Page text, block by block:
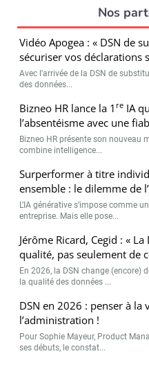
Nos
Vidéo Apogea : « DSN de
sécuriser vos déclarations
Avec l’arrivée de la DSN de
des données...
Bizneo HR lance la 1 re IA
l’absentéisme avec une
Bizneo HR présente son nouveau
combine intelligence...
Surperformer à titre
ensemble : le dilemme de
L’IA générative s’impose comme
entreprise. Mais elle pose...
Jérôme Ricard, Cegid : «
qualité, pas seulement de
En 2026, la DSN change (encore)
la qualité des données ...
DSN en 2026 : penser à la
l’administration !
Pour Sophie Mayeur, Product
ses débuts, le constat...